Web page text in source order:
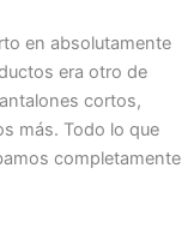
en absolutamente
era otro de
cortos,
más. Todo lo que
completamente